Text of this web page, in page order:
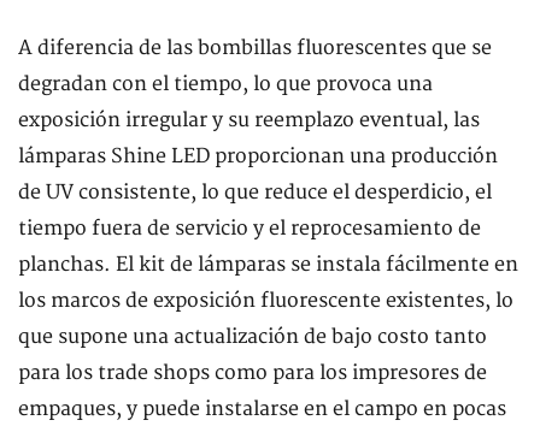
A diferencia de las bombillas fluorescentes que se
degradan con el tiempo, lo que provoca una
exposición irregular y su reemplazo eventual, las
lámparas Shine LED proporcionan una producción
de UV consistente, lo que reduce el desperdicio, el
tiempo fuera de servicio y el reprocesamiento de
planchas. El kit de lámparas se instala fácilmente en
los marcos de exposición fluorescente existentes, lo
que supone una actualización de bajo costo tanto
para los trade shops como para los impresores de
empaques, y puede instalarse en el campo en pocas